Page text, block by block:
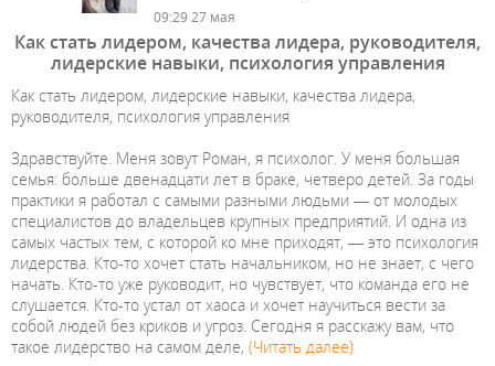
09:29 27 мая
Как стать лидером, качества лидера, руководителя,
лидерские навыки, психология управления
Как стать лидером, лидерские навыки, качества лидера,
руководителя, психология управления
Здравствуйте. Меня зовут Роман, я психолог. У меня большая
семья: больше двенадцати лет в браке, четверо детей. За годы
практики я работал с самыми разными людьми — от молодых
специалистов до владельцев крупных предприятий. И одна из
самых частых тем, с которой ко мне приходят, — это психология
лидерства. Кто-то хочет стать начальником, но не знает, с чего
начать. Кто-то уже руководит, но чувствует, что команда его не
слушается. Кто-то устал от хаоса и хочет научиться вести за
собой людей без криков и угроз. Сегодня я расскажу вам, что
такое лидерство на самом деле, (Читать далее)